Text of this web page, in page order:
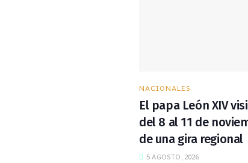
NACIONALES
El papa León XIV
del 8 al 11 de
de una gira regional
5 AGOSTO, 2026